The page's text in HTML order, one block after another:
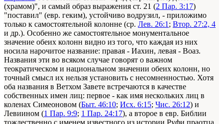
(храмом)", и самый образ выражения ст. 21 (2 Пар. 3:17)
"поставил" (евр. геким), устойчиво водрузил, - приложимо
только к самостоятельной колонне (ср. Лев. 26:1 ; Втор. 27:2, 4
и др.). Особенно же самостоятельное монументальное
значение обеих колонн видно из того, что каждая из них
носила нарочитое название: правая - Иахин, левая - Воаз.
Названия эти во всяком случае говорят о важном
теократическом и национальном значении обеих колонн, но
точный смысл их нельзя установить с несомненностью. Хотя
оба названия в Ветхом Завете встречаются в качестве
собственных имен лиц: первое - как имя нескольких лиц в
коленах Симеоновом (Быт. 46:10; Исх. 6:15; Чис. 26:12) и
Левиином (1 Пар. 9:9; 1 Пар. 24:17), а второе в евр. Библии